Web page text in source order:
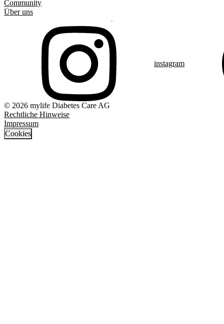
Community
Über uns
instagram
© 2026 mylife Diabetes Care AG
Rechtliche Hinweise
Impressum
Cookies